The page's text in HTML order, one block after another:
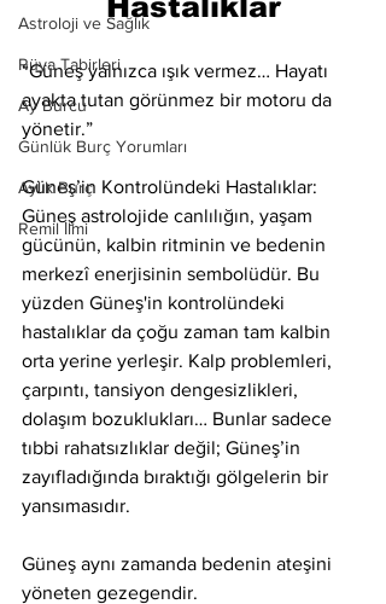
Astroloji ve Sağlık
Rüya Tabirleri
Ay Burcu
Günlük Burç Yorumları
Aylık Burç
Remil İlmi
Hastalıklar
“Güneş yalnızca ışık vermez… Hayatı
ayakta tutan görünmez bir motoru da
yönetir.”
Güneş’in Kontrolündeki Hastalıklar:
Güneş astrolojide canlılığın, yaşam
gücünün, kalbin ritminin ve bedenin
merkezî enerjisinin sembolüdür. Bu
yüzden Güneş'in kontrolündeki
hastalıklar da çoğu zaman tam kalbin
orta yerine yerleşir. Kalp problemleri,
çarpıntı, tansiyon dengesizlikleri,
dolaşım bozuklukları… Bunlar sadece
tıbbi rahatsızlıklar değil; Güneş’in
zayıfladığında bıraktığı gölgelerin bir
yansımasıdır.
Güneş aynı zamanda bedenin ateşini
yöneten gezegendir.